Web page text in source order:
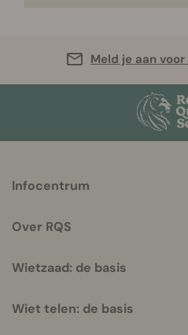
Meld je aan
helpful
Infocentrum
Over RQS
Wietzaad: de basis
Wiet telen: de basis